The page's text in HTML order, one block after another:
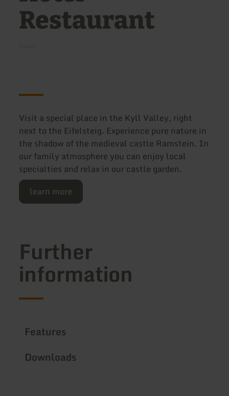
Restaurant
Visit a special place in the Kyll Valley, right
next to the Eifelsteig. Experience pure nature in
the shadow of the medieval castle Ramstein. In
our family atmosphere you can enjoy local
specialties and relax in our castle garden.
learn more
Further
information
Features
Downloads